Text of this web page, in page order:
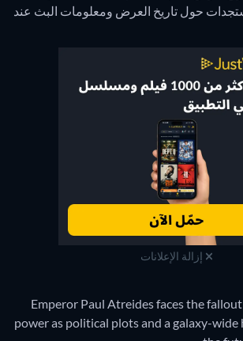
حول تاريخ العرض ومعلومات البث عند
إزالة الإعلانات
Emperor Paul Atreides faces the
power as political plots and a galaxy-wide